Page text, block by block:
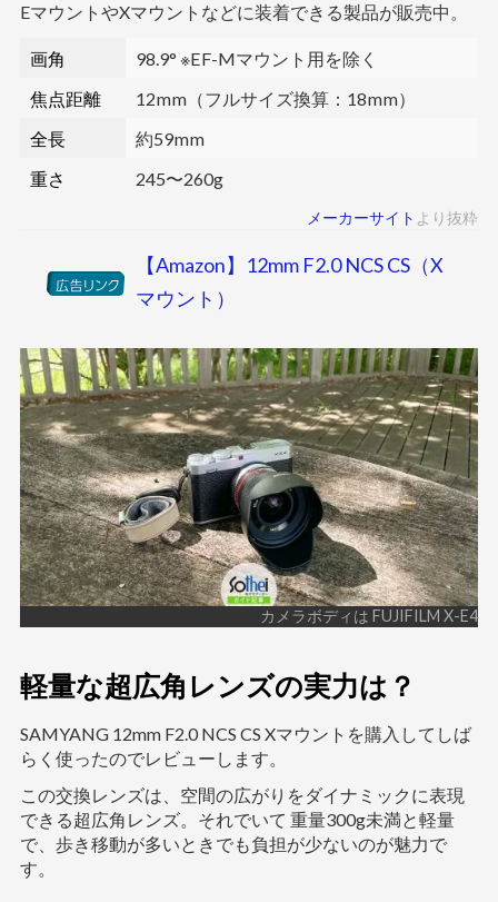
EマウントやXマウントなどに装着できる製品が販売中。
画角
98.9° ※EF-Mマウント用を除く
焦点距離
12mm（フルサイズ換算：18mm）
全長
約59mm
重さ
245〜260g
メーカーサイト より抜粋
【Amazon】12mm F2.0 NCS CS（X
マウント）
カメラボディは FUJIFILM X-E4
軽量な超広角レンズの実力は？
SAMYANG 12mm F2.0 NCS CS Xマウントを購入してしば
らく使ったのでレビューします。
この交換レンズは、空間の広がりをダイナミックに表現
できる超広角レンズ。それでいて 重量300g未満と軽量
で、歩き移動が多いときでも負担が少ないのが魅力で
す。